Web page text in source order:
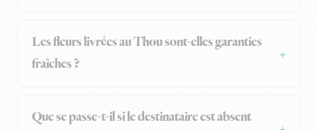
Les fleurs livrées au Thou sont-elles garanties
fraîches ?
Que se passe-t-il si le destinataire est absent